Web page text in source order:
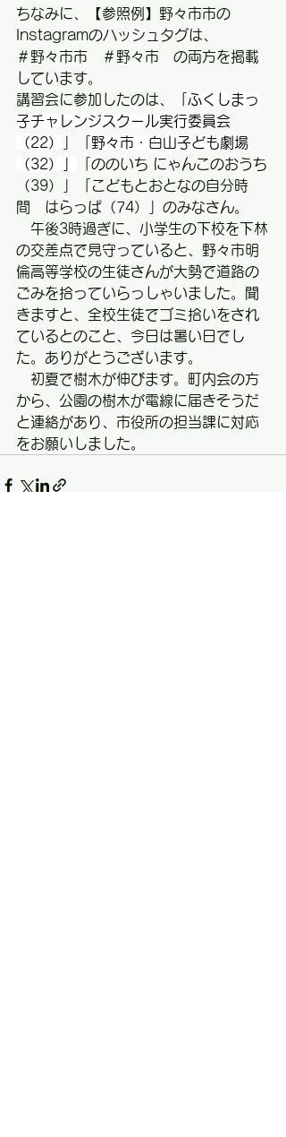
ちなみに、【参照例】野々市市の
Instagramのハッシュタグは、
＃野々市市　＃野々市　の両方を掲載
しています。
講習会に参加したのは、「 ふくしまっ
子チャレンジスクール実行委員会
（22）
野々市・白山子ども劇場
（32）」
「ののいち にゃんこのおうち
（39）」「こどもとおとなの自分時
間　はらっぱ（74）」のみなさん。
午後3時過ぎに、小学生の下校を下林
の交差点で見守っていると、野々市明
倫高等学校の生徒さんが大勢で道路の
ごみを拾っていらっしゃいました。聞
きますと、全校生徒でゴミ拾いをされ
ているとのこと、今日は暑い日でし
た。ありがとうございます。
初夏で樹木が伸びます。町内会の方
から、公園の樹木が電線に届きそうだ
と連絡があり、市役所の担当課に対応
をお願いしました。